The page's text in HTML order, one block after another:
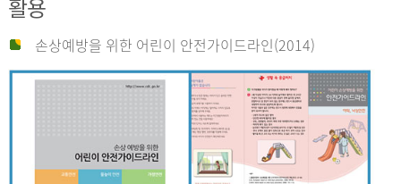
활용
손상예방을 위한 어린이 안전가이드라인(2014)